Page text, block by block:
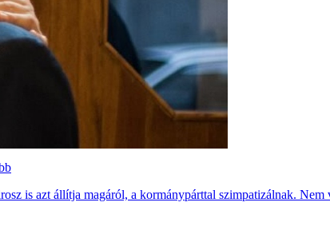
is azt állítja magáról, a kormánypárttal szimpatizálnak.